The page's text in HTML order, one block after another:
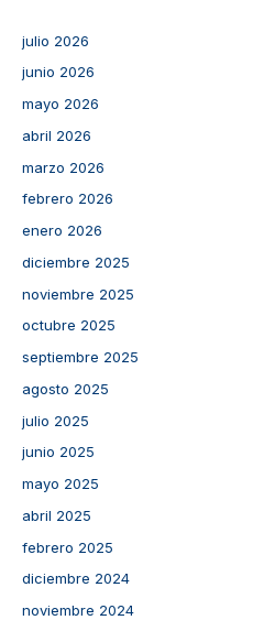
julio 2026
junio 2026
mayo 2026
abril 2026
marzo 2026
febrero 2026
enero 2026
diciembre 2025
noviembre 2025
octubre 2025
septiembre 2025
agosto 2025
julio 2025
junio 2025
mayo 2025
abril 2025
febrero 2025
diciembre 2024
noviembre 2024